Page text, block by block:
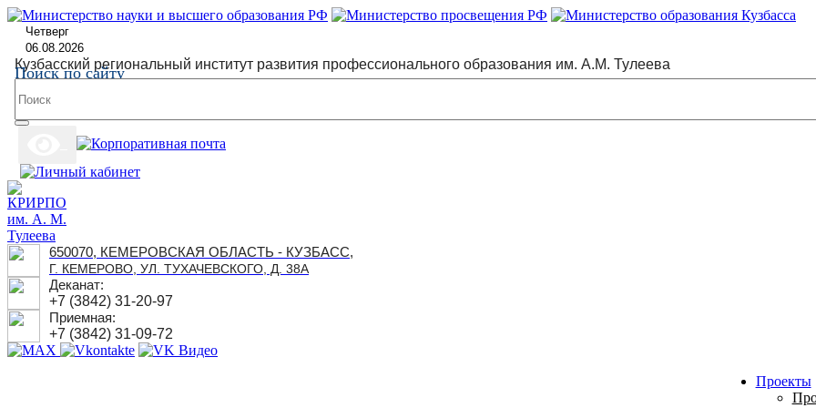
Четверг
06.08.2026
Кузбасский региональный институт развития профессионального образования им. А.М. Тулеева
Поиск по сайту
650070, КЕМЕРОВСКАЯ ОБЛАСТЬ - КУЗБАСС,
Г. КЕМЕРОВО, УЛ. ТУХАЧЕВСКОГО, Д. 38А
Деканат:
+7 (3842) 31-20-97
Приемная:
+7 (3842) 31-09-72
Проекты